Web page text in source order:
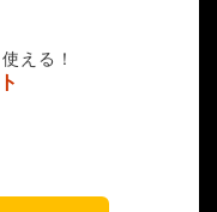
える！